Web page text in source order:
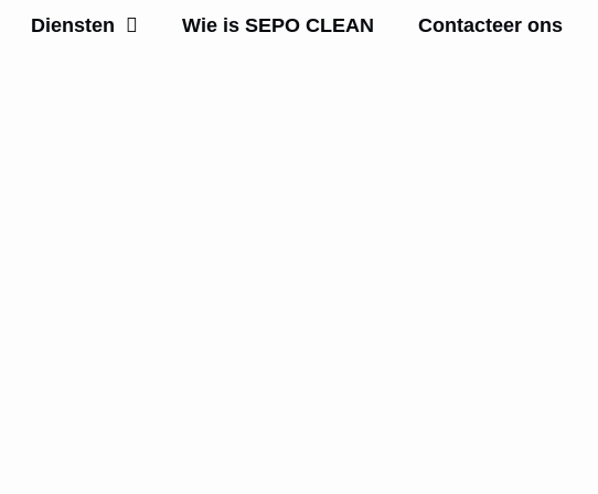
Diensten Wie is SEPO CLEAN Contacteer ons